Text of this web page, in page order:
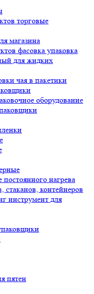
торговые
магазина
фасовка упаковка
для жидких
чая в пакетики
оборудование
нагрева
стаканов, контейнеров
инструмент для
пятен